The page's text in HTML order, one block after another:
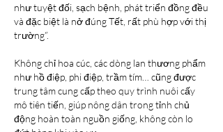
như tuyệt đối, sạch bệnh, phát triển đồng đều
và đặc biệt là nở đúng Tết, rất phù hợp với thị
trường”.
Không chỉ hoa cúc, các dòng lan thương phẩm
như hồ điệp, phi điệp, trầm tím… cũng được
trung tâm cung cấp theo quy trình nuôi cấy
mô tiên tiến, giúp nông dân trong tỉnh chủ
động hoàn toàn nguồn giống, không còn lo